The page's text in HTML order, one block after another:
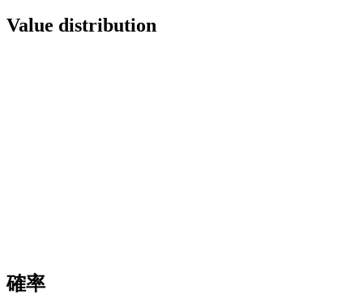
Value distribution
確率